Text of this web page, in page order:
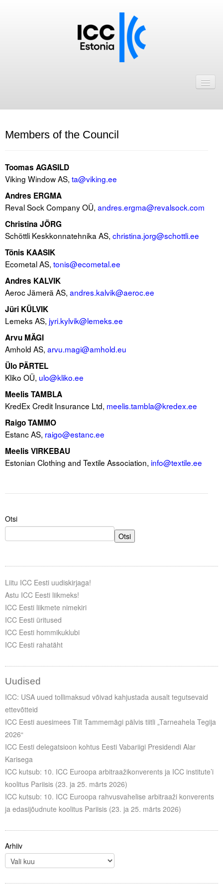
ICC Eesti liikmebaas
Astu ICC Eesti liikmeks!
Kalender
ICC Eesti
Publikatsioonid
Arvamus
Viidad
ICC WBO
ICC komisjonid
Digiraamatukogu
Juhendid ja väljaanded
Videod
Kontakt
Liitu meililistiga
Incoterms® 2020
Members of the Council
Toomas AGASILD
Viking Window AS, ta@viking.ee
Andres ERGMA
Reval Sock Company OÜ, andres.ergma@revalsock.com
Christina JÖRG
Schöttli Keskkonnatehnika AS, christina.jorg@schottli.ee
Tõnis KAASIK
Ecometal AS, tonis@ecometal.ee
Andres KALVIK
Aeroc Jämerä AS, andres.kalvik@aeroc.ee
Jüri KÜLVIK
Lemeks AS, jyri.kylvik@lemeks.ee
Arvu MÄGI
Amhold AS, arvu.magi@amhold.eu
Ülo PÄRTEL
Kliko OÜ, ulo@kliko.ee
Meelis TAMBLA
KredEx Credit Insurance Ltd, meelis.tambla@kredex.ee
Raigo TAMMO
Estanc AS, raigo@estanc.ee
Meelis VIRKEBAU
Estonian Clothing and Textile Association, info@textile.ee
Otsi
Otsi
Liitu ICC Eesti uudiskirjaga!
Astu ICC Eesti liikmeks!
ICC Eesti liikmete nimekiri
ICC Eesti üritused
ICC Eesti hommikuklubi
ICC Eesti rahatäht
Uudised
ICC: USA uued tollimaksud võivad kahjustada ausalt tegutsevaid
ettevõtteid
ICC Eesti auesimees Tiit Tammemägi pälvis tiitli „Tarneahela Tegija
2026“
ICC Eesti delegatsioon kohtus Eesti Vabariigi Presidendi Alar
Karisega
ICC kutsub: 10. ICC Euroopa arbitraažikonverents ja ICC institute’i
koolitus Pariisis (23. ja 25. märts 2026)
ICC kutsub: 10. ICC Euroopa rahvusvahelise arbitraaži konverents
ja edasijõudnute koolitus Pariisis (23. ja 25. märts 2026)
Arhiiv